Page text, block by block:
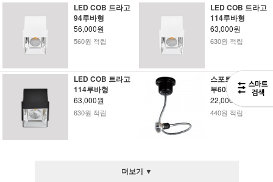
LED COB 트라고
94루바형
56,000원
560원 적립
LED COB 트라고
114루바형
63,000원
630원 적립
LED COB 트라고
114루바형
63,000원
630원 적립
스포트 자바라 직
부6025
22,000원
440원 적립
더보기 ▼